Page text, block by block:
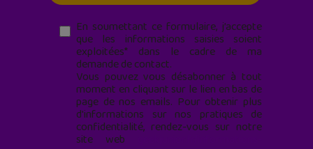
En soumettant ce formulaire, j’accepte
que les informations saisies soient
exploitées* dans le cadre de ma
demande de contact.
Vous pouvez vous désabonner à tout
moment en cliquant sur le lien en bas de
page de nos emails. Pour obtenir plus
d'informations sur nos pratiques de
confidentialité, rendez-vous sur notre
site web